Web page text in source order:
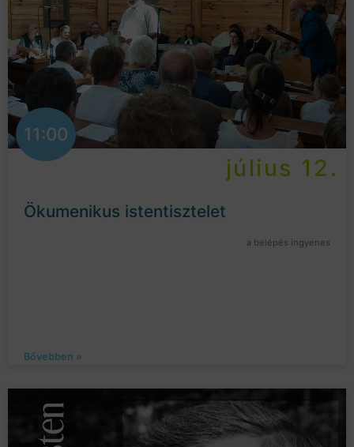
11:00
július 12.
Ökumenikus istentisztelet
a belépés ingyenes
Bővebben »